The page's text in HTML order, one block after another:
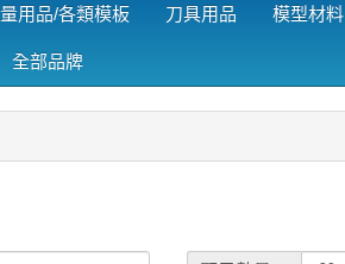
用品/各類模板 刀具用品 模型材料
全部品牌